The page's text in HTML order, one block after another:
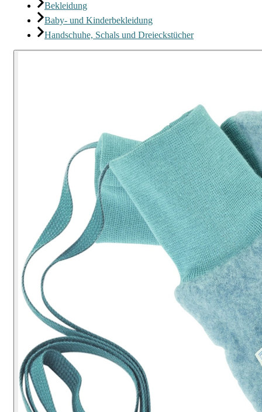
Bekleidung
Baby- und Kinderbekleidung
Handschuhe, Schals und Dreieckstücher